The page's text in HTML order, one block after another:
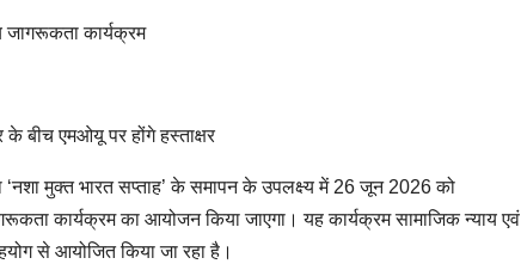
जागरूकता कार्यक्रम
के बीच एमओयू पर होंगे हस्ताक्षर
‘नशा मुक्त भारत सप्ताह’ के समापन के उपलक्ष्य में 26 जून 2026 को
कार्यक्रम का आयोजन किया जाएगा। यह कार्यक्रम सामाजिक न्याय एवं
से आयोजित किया जा रहा है।